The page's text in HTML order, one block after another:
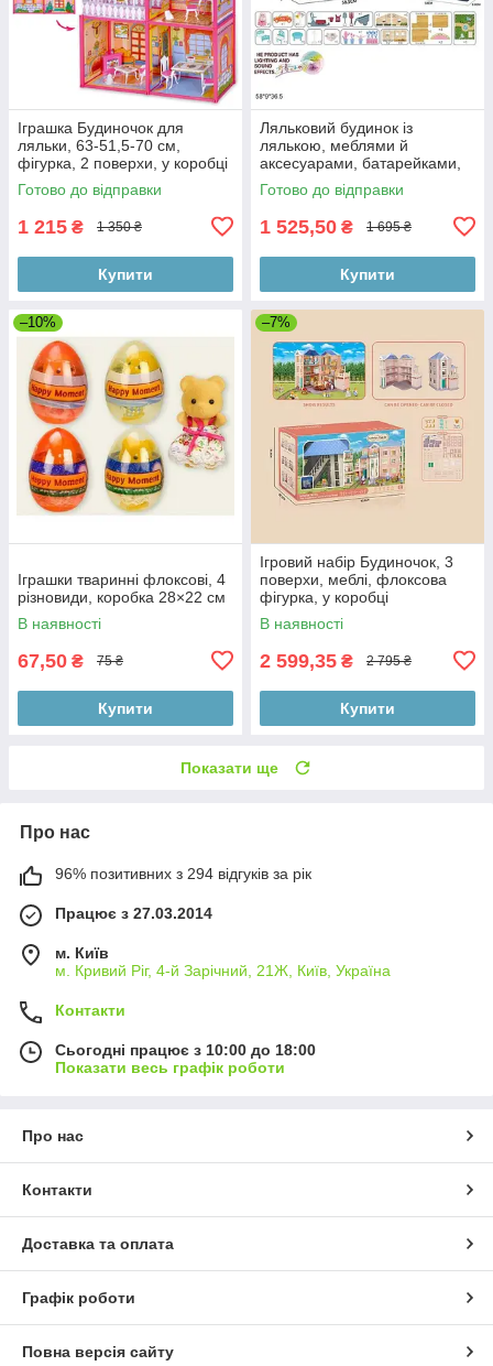
Іграшка Будиночок для
ляльки, 63-51,5-70 см,
фігурка, 2 поверхи, у коробці
60-34-7,5 см
Готово до відправки
1 215 ₴ 1 350 ₴
Купити
Ляльковий будинок із
лялькою, меблями й
аксесуарами, батарейками,
музикою, світлом, коробка
58*9*36,5 см
Готово до відправки
1 525,50 ₴ 1 695 ₴
Купити
–10%
Іграшки тваринні флоксові, 4
різновиди, коробка 28×22 см
В наявності
67,50 ₴ 75 ₴
Купити
–7%
Ігровий набір Будиночок, 3
поверхи, меблі, флоксова
фігурка, у коробці
В наявності
2 599,35 ₴ 2 795 ₴
Купити
Показати ще
Про нас
96% позитивних з 294 відгуків за рік
Працює з 27.03.2014
м. Київ
м. Кривий Ріг, 4-й Зарічний, 21Ж, Київ, Україна
Контакти
Сьогодні працює з 10:00 до 18:00
Показати весь графік роботи
Про нас
Контакти
Доставка та оплата
Графік роботи
Повна версія сайту